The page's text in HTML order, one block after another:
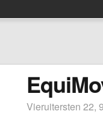
Vieruitersten 22,